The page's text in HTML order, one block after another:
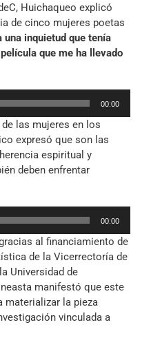
Huichaqueo explicó
de cinco mujeres poetas
una inquietud que tenía
que me ha llevado
00:00
las mujeres en los
expresó que son las
espiritual y
deben enfrentar
00:00
al financiamiento de
de la Vicerrectoría de
Universidad de
manifestó que este
materializar la pieza
vinculada a